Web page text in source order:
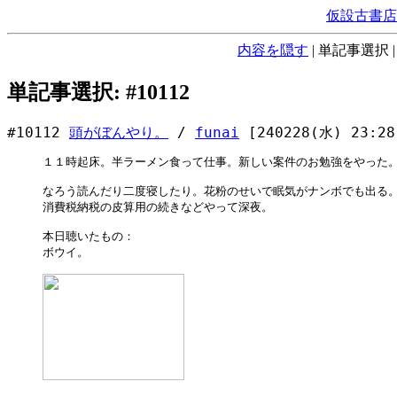
仮設古書店
内容を隠す | 単記事選択
単記事選択: #10112
#10112 頭がぼんやり。 / funai [240228(水)
１１時起床。半ラーメン食って仕事。新しい案件のお勉強をやった
なろう読んだり二度寝したり。花粉のせいで眠気がナンボでも出る
消費税納税の皮算用の続きなどやって深夜。
本日聴いたもの：
ボウイ。